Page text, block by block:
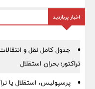
اخبار پربازدید
جدول کامل نقل و
تراکتور؛ بحران استقلال
پرسپولیس، استقلال یا